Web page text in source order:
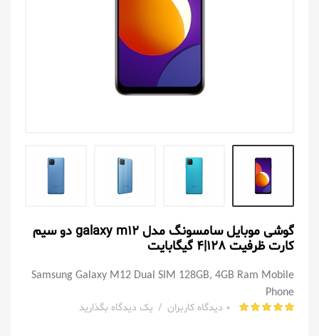
گوشی موبایل سامسونگ مدل galaxy m12 دو سیم
کارت ظرفیت 128|4 گیگابایت
Samsung Galaxy M12 Dual SIM 128GB, 4GB Ram Mobile
Phone
0 دیدگاه کاربران / یک دیدگاه بگذارید